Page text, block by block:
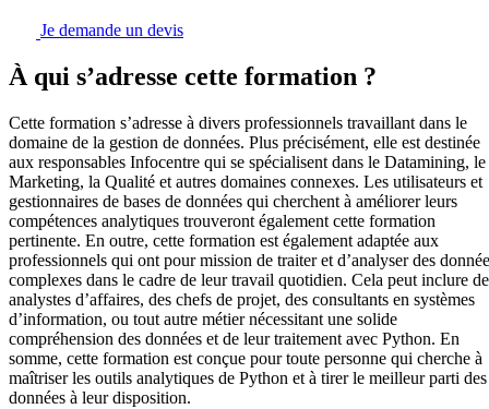
Je demande un devis
À qui s’adresse cette formation ?
Cette formation s’adresse à divers professionnels travaillant dans le
domaine de la gestion de données. Plus précisément, elle est destinée
aux responsables Infocentre qui se spécialisent dans le Datamining, le
Marketing, la Qualité et autres domaines connexes. Les utilisateurs et
gestionnaires de bases de données qui cherchent à améliorer leurs
compétences analytiques trouveront également cette formation
pertinente. En outre, cette formation est également adaptée aux
professionnels qui ont pour mission de traiter et d’analyser des
complexes dans le cadre de leur travail quotidien. Cela peut inclure
analystes d’affaires, des chefs de projet, des consultants en systèmes
d’information, ou tout autre métier nécessitant une solide
compréhension des données et de leur traitement avec Python. En
somme, cette formation est conçue pour toute personne qui cherche à
maîtriser les outils analytiques de Python et à tirer le meilleur parti des
données à leur disposition.